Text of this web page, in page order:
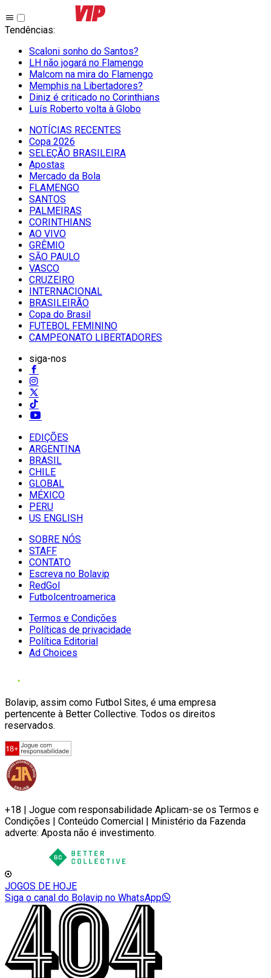
Tendências:
Scaloni sonho do Santos?
LH não jogará no Flamengo
Malcom na mira do Flamengo
Memphis na Libertadores?
Diniz é criticado no Corinthians
Luís Roberto volta à Globo
NOTÍCIAS RECENTES
Copa 2026
SELEÇÃO BRASILEIRA
Apostas
Mercado da Bola
FLAMENGO
SANTOS
PALMEIRAS
CORINTHIANS
AO VIVO
GRÊMIO
SĀO PAULO
VASCO
CRUZEIRO
INTERNACIONAL
BRASILEIRÃO
Copa do Brasil
FUTEBOL FEMININO
CAMPEONATO LIBERTADORES
siga-nos
EDIÇÕES
ARGENTINA
BRASIL
CHILE
GLOBAL
MÉXICO
PERU
US ENGLISH
SOBRE NÓS
STAFF
CONTATO
Escreva no Bolavip
RedGol
Futbolcentroamerica
Termos e Condições
Políticas de privacidade
Política Editorial
Ad Choices
Bolavip, assim como Futbol Sites, é uma empresa
pertencente à Better Collective. Todos os direitos
reservados.
+18 | Jogue com responsabilidade Aplicam-se os Termos e
Condições | Conteúdo Comercial | Ministério da Fazenda
adverte: Aposta não é investimento.
JOGOS DE HOJE
Siga o canal do Bolavip no WhatsApp